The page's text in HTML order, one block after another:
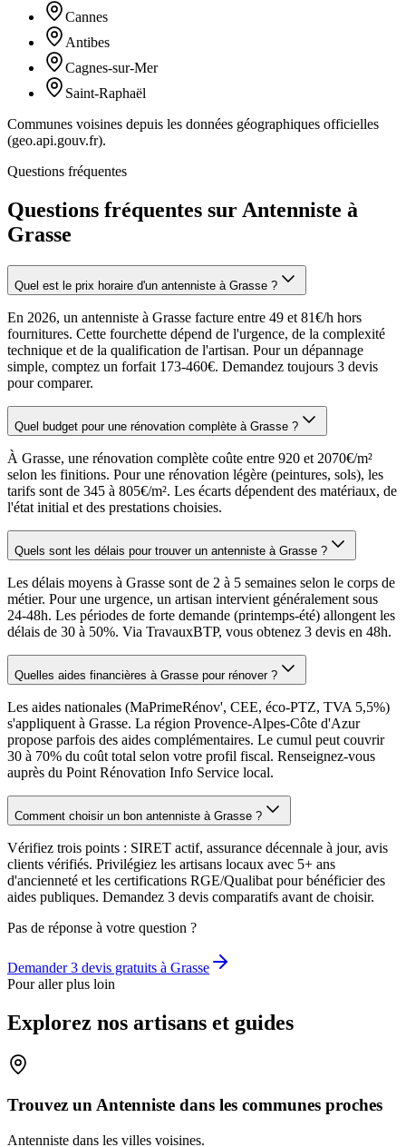
Cannes
Antibes
Cagnes-sur-Mer
Saint-Raphaël
Communes voisines depuis les données géographiques officielles
(geo.api.gouv.fr).
Questions fréquentes
Questions fréquentes sur Antenniste à
Grasse
Quel est le prix horaire d'un antenniste à Grasse ?
En 2026, un antenniste à Grasse facture entre 49 et 81€/h hors
fournitures. Cette fourchette dépend de l'urgence, de la complexité
technique et de la qualification de l'artisan. Pour un dépannage
simple, comptez un forfait 173-460€. Demandez toujours 3 devis
pour comparer.
Quel budget pour une rénovation complète à Grasse ?
À Grasse, une rénovation complète coûte entre 920 et 2070€/m²
selon les finitions. Pour une rénovation légère (peintures, sols), les
tarifs sont de 345 à 805€/m². Les écarts dépendent des matériaux, de
l'état initial et des prestations choisies.
Quels sont les délais pour trouver un antenniste à Grasse ?
Les délais moyens à Grasse sont de 2 à 5 semaines selon le corps de
métier. Pour une urgence, un artisan intervient généralement sous
24-48h. Les périodes de forte demande (printemps-été) allongent les
délais de 30 à 50%. Via TravauxBTP, vous obtenez 3 devis en 48h.
Quelles aides financières à Grasse pour rénover ?
Les aides nationales (MaPrimeRénov', CEE, éco-PTZ, TVA 5,5%)
s'appliquent à Grasse. La région Provence-Alpes-Côte d'Azur
propose parfois des aides complémentaires. Le cumul peut couvrir
30 à 70% du coût total selon votre profil fiscal. Renseignez-vous
auprès du Point Rénovation Info Service local.
Comment choisir un bon antenniste à Grasse ?
Vérifiez trois points : SIRET actif, assurance décennale à jour, avis
clients vérifiés. Privilégiez les artisans locaux avec 5+ ans
d'ancienneté et les certifications RGE/Qualibat pour bénéficier des
aides publiques. Demandez 3 devis comparatifs avant de choisir.
Pas de réponse à votre question ?
Demander 3 devis gratuits à Grasse
Pour aller plus loin
Explorez nos artisans et guides
Trouvez un Antenniste dans les communes proches
Antenniste dans les villes voisines.